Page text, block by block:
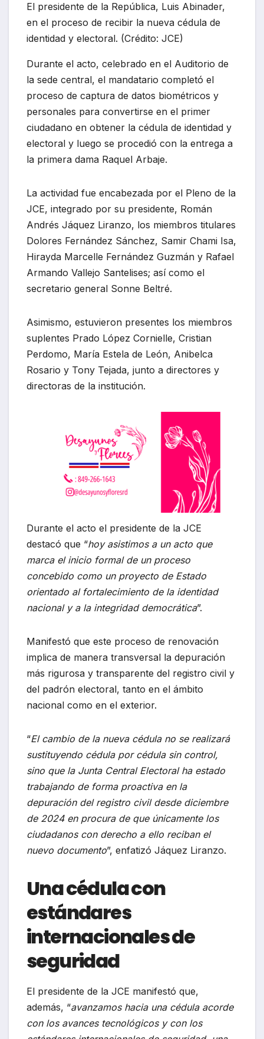
El presidente de la República, Luis Abinader,
en el proceso de recibir la nueva cédula de
identidad y electoral. (Crédito: JCE)
Durante el acto, celebrado en el Auditorio de
la sede central, el mandatario completó el
proceso de captura de datos biométricos y
personales para convertirse en el primer
ciudadano en obtener la cédula de identidad y
electoral y luego se procedió con la entrega a
la primera dama Raquel Arbaje.
La actividad fue encabezada por el Pleno de la
JCE, integrado por su presidente, Román
Andrés Jáquez Liranzo, los miembros titulares
Dolores Fernández Sánchez, Samir Chami Isa,
Hirayda Marcelle Fernández Guzmán y Rafael
Armando Vallejo Santelises; así como el
secretario general Sonne Beltré.
Asimismo, estuvieron presentes los miembros
suplentes Prado López Cornielle, Cristian
Perdomo, María Estela de León, Anibelca
Rosario y Tony Tejada, junto a directores y
directoras de la institución.
Durante el acto el presidente de la JCE
destacó que “hoy asistimos a un acto que
marca el inicio formal de un proceso
concebido como un proyecto de Estado
orientado al fortalecimiento de la identidad
nacional y a la integridad democrática”.
Manifestó que este proceso de renovación
implica de manera transversal la depuración
más rigurosa y transparente del registro civil y
del padrón electoral, tanto en el ámbito
nacional como en el exterior.
“El cambio de la nueva cédula no se realizará
sustituyendo cédula por cédula sin control,
sino que la Junta Central Electoral ha estado
trabajando de forma proactiva en la
depuración del registro civil desde diciembre
de 2024 en procura de que únicamente los
ciudadanos con derecho a ello reciban el
nuevo documento”, enfatizó Jáquez Liranzo.
Una cédula con
estándares
internacionales de
seguridad
El presidente de la JCE manifestó que,
además, “avanzamos hacia una cédula acorde
con los avances tecnológicos y con los